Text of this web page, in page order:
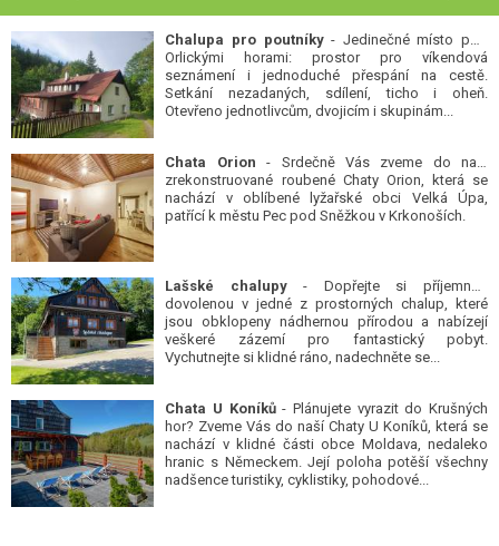
Chalupa pro poutníky- Jedinečné místo pod
Orlickými horami: prostor pro víkendová
seznámení i jednoduché přespání na cestě.
Setkání nezadaných, sdílení, ticho i oheň.
Otevřeno jednotlivcům, dvojicím i skupinám...
Chata Orion - Srdečně Vás zveme do naší
zrekonstruované roubené Chaty Orion, která se
nachází v oblíbené lyžařské obci Velká Úpa,
patřící k městu Pec pod Sněžkou v Krkonoších.
Lašské chalupy- Dopřejte si příjemnou
dovolenou v jedné z prostorných chalup, které
jsou obklopeny nádhernou přírodou a nabízejí
veškeré zázemí pro fantastický pobyt.
Vychutnejte si klidné ráno, nadechněte se...
Chata U Koníků- Plánujete vyrazit do Krušných
hor? Zveme Vás do naší Chaty U Koníků, která se
nachází v klidné části obce Moldava, nedaleko
hranic s Německem. Její poloha potěší všechny
nadšence turistiky, cyklistiky, pohodové...